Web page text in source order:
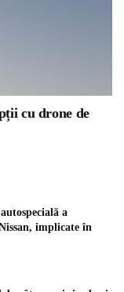
cu drone de
a
implicate în